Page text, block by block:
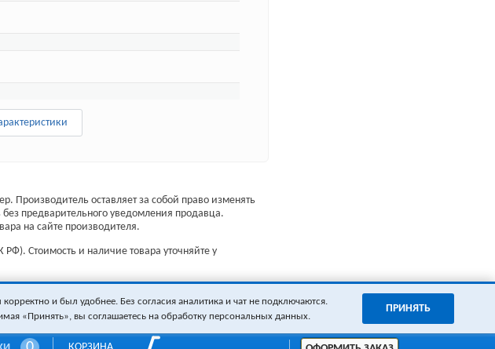
Производитель оставляет за собой право изменять
предварительного уведомления продавца.
на сайте производителя.
Стоимость и наличие товара уточняйте у
и был удобнее. Без согласия аналитика и чат не подключаются.
«Принять», вы соглашаетесь на обработку персональных данных.
ПРИНЯТЬ